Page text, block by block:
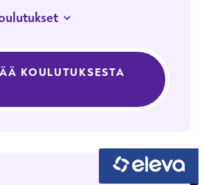
ammattitutkinto
KOULUTUKSESTA